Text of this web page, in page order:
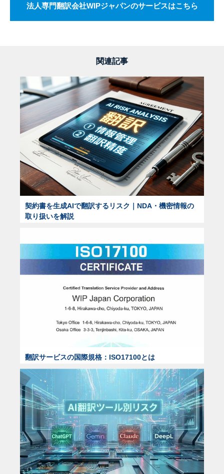
法人専門翻訳会社WIPジャパンのサービスはこちら
関連記事
契約書を生成AIで翻訳するリスク｜NDA・機密情報の
取り扱いを解説
翻訳サービスの国際規格：ISO17100とは